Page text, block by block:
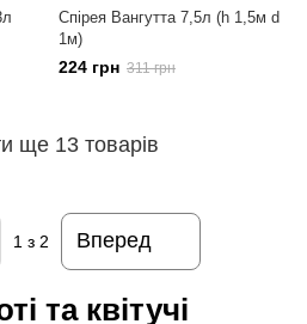
Спірея Вангутта 7,5л (h 1,5м d
1м)
224 грн 311 грн
ще 13 товарів
1 з 2 Вперед
та квітучі